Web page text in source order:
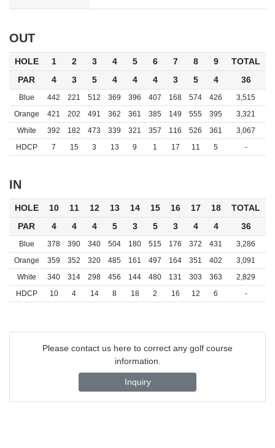
OUT
HOLE 1 2 3 4 5 6 7 8 9
TOTAL
PAR
4 3 5 4 4 4 3 5 4 36
Blue 442 221 512 369 396 407 168 574 426
3,515
Orange
421 202 491 362 361 385 149 555 395
3,321
White
392 182 473 339 321 357 116 526 361
3,067
HDCP
7 15 3 13 9 1 17 11 5 -
IN
HOLE 10 11 12 13 14 15 16 17 18
TOTAL
PAR
4 4 4 5 3 5 3 4 4 36
Blue 378 390 340 504 180 515 176 372 431
3,286
Orange
359 352 320 485 161 497 164 351 402
3,091
White
340 314 298 456 144 480 131 303 363
2,829
HDCP
10 4 14 8 18 2 16 12 6 -
Please contact us here to correct any golf course
information.
Inquiry